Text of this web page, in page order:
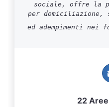
sociale, offre la
per domiciliazione,
ed adempimenti nei
22